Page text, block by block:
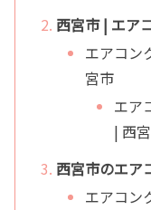
西宮市 | エア
エアコン
宮市
エア
| 西
西宮市のエア
エアコン